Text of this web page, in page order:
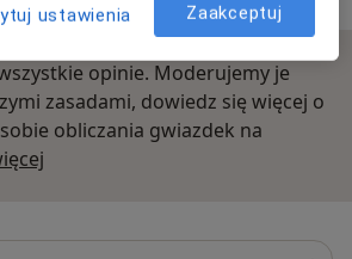
opinie. Moderujemy je
zasadami, dowiedz się więcej o
obliczania gwiazdek na
ustawienia Zaakceptuj